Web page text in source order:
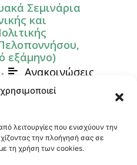
λειτουργίες που ενισχύουν την
την πλοήγησή σας σε
τη χρήση των cookies.
Σεμινάρια
και
εξάμηνο)
• Ανακοινώσεις
των Ανοικτών
(τρίτος κύκλος) του
Πελοποννήσου